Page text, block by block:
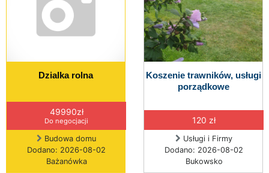
Dzialka rolna
49990zł
Do negocjacji
Budowa domu
Dodano: 2026-08-02
Bażanówka
Koszenie trawników, usługi
porządkowe
120 zł
Usługi i Firmy
Dodano: 2026-08-02
Bukowsko